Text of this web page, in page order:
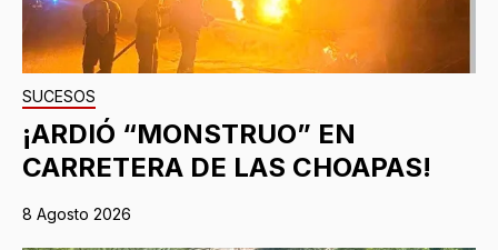
SUCESOS
¡ARDIÓ “MONSTRUO” EN
CARRETERA DE LAS CHOAPAS!
8 Agosto 2026